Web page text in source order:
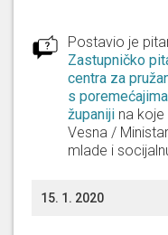
Postavio je
Zastupničko
centra za
s
županiji na
Vesna /
mlade i
15. 1. 2020